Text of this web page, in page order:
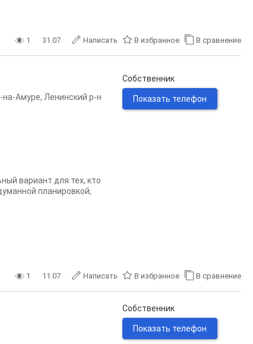
1 31.07 Написать В избранное В сравнение
на-Амуре, Ленинский р-н
вариант для тех, кто
планировкой,
Собственник
Показать телефон
1 11.07 Написать В избранное В сравнение
Собственник
Показать телефон